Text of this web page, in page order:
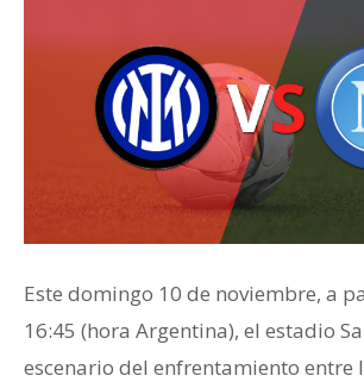
Este domingo 10 de noviembre, a
16:45 (hora Argentina), el estadio
escenario del enfrentamiento entre